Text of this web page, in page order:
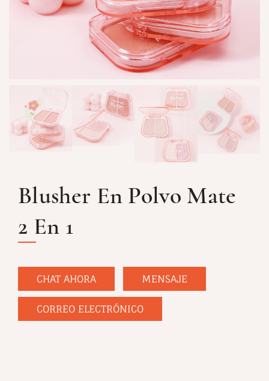
Blusher En Polvo Mate
2 En 1
CHAT AHORA MENSAJE
CORREO ELECTRÓNICO